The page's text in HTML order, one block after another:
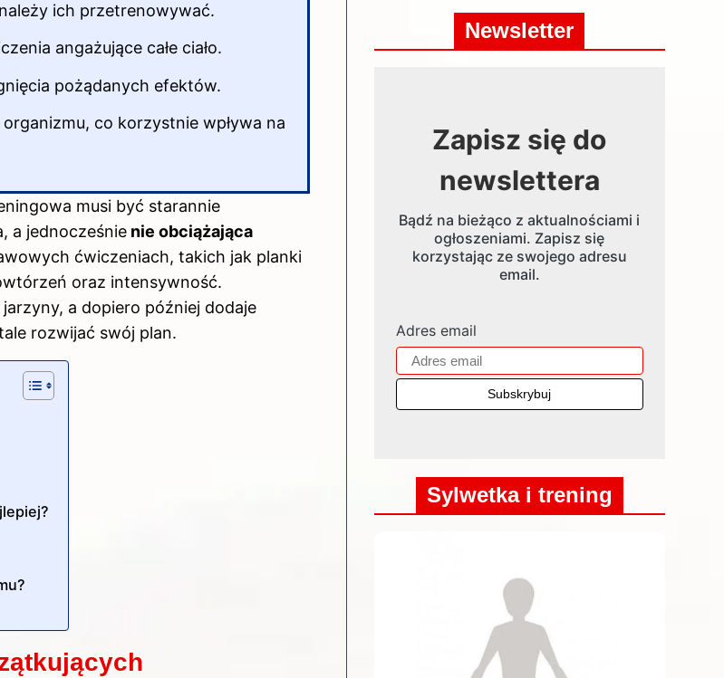
ich przetrenowywać.
angażujące całe ciało.
pożądanych efektów.
co korzystnie wpływa na
musi być starannie
a jednocześnie nie obciążająca
ćwiczeniach, takich jak planki
oraz intensywność.
a dopiero później dodaje
rozwijać swój plan.
Newsletter
Zapisz się do
newslettera
Bądź na bieżąco z aktualnościami i
ogłoszeniami. Zapisz się
korzystając ze swojego adresu
email.
Adres email
Sylwetka i trening